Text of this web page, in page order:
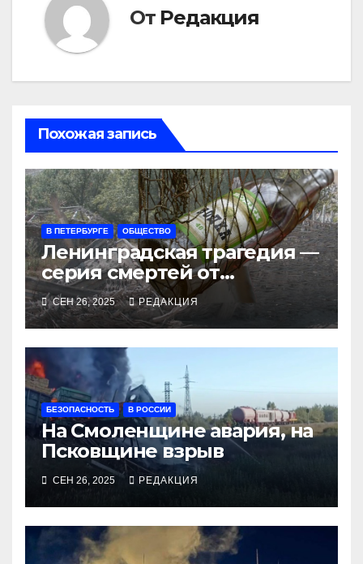
От Редакция
Похожая запись
В ПЕТЕРБУРГЕ ОБЩЕСТВО
Ленинградская трагедия —
серия смертей от
алкосуррогата
СЕН 26, 2025 РЕДАКЦИЯ
БЕЗОПАСНОСТЬ В РОССИИ
На Смоленщине авария, на
Псковщине взрыв
СЕН 26, 2025 РЕДАКЦИЯ